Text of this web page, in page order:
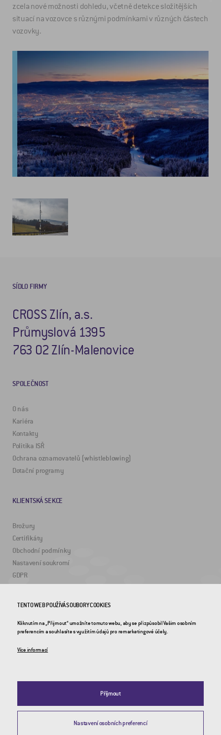
zcela nové možnosti dohledu, včetně detekce složitějších
situací na vozovce s různými podmínkami v různých částech
vozovky.
SÍDLO FIRMY
CROSS Zlín, a.s.
Průmyslová 1395
763 02 Zlín-Malenovice
SPOLEČNOST
O nás
Kariéra
Kontakty
Politika ISŘ
Ochrana oznamovatelů (whistleblowing)
Dotační programy
KLIENTSKÁ SEKCE
Brožury
Certifikáty
Obchodní podmínky
Nastavení soukromí
GDPR
ZAJÍMAVÉ ODKAZY
2DRoad
TENTO WEB POUŽÍVÁ SOUBORY COOKIES
Kliknutím na „Přijmout“ umožníte tomuto webu, aby se přizpůsobil Vašim osobním
preferencím a souhlasíte s využitím údajů pro remarketingové účely.
Více informací
Přijmout
Nastavení osobních preferencí